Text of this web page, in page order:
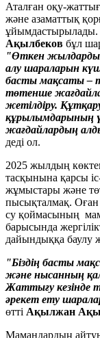
Аталған оқу-
және азаматтық
Ақылбеков бұл
"Өткен
алу шараларын
басты мақсаты –
төтенше
жетілдіру.
құрылымдарының
жағдайлардың
деді ол.
2025 жылдың
тасқынына қарсы
жұмыстары және
пысықталмақ. Оған
су қоймасының
барысында
дайындыққа баулу
"Біздің басты
және нысанның
Жаттығу кезінде
әрекет ету
өтті Ақылжан
Мамандардың